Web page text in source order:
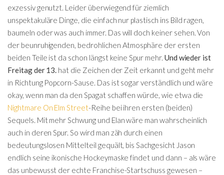
exzessiv genutzt. Leider überwiegend für ziemlich
unspektakuläre Dinge, die einfach nur plastisch ins Bild ragen,
baumeln oder was auch immer. Das will doch keiner sehen. Von
der beunruhigenden, bedrohlichen Atmosphäre der ersten
beiden Teile ist da schon längst keine Spur mehr. Und wieder ist
Freitag der 13. hat die Zeichen der Zeit erkannt und geht mehr
in Richtung Popcorn-Sause. Das ist sogar verständlich und wäre
okay, wenn man da den Spagat schaffen würde, wie etwa die
Nightmare On Elm Street-Reihe bei ihren ersten (beiden)
Sequels. Mit mehr Schwung und Elan wäre man wahrscheinlich
auch in deren Spur. So wird man zäh durch einen
bedeutungslosen Mittelteil gequält, bis Sachgesicht Jason
endlich seine ikonische Hockeymaske findet und dann – als wäre
das unbewusst der echte Franchise-Startschuss gewesen –